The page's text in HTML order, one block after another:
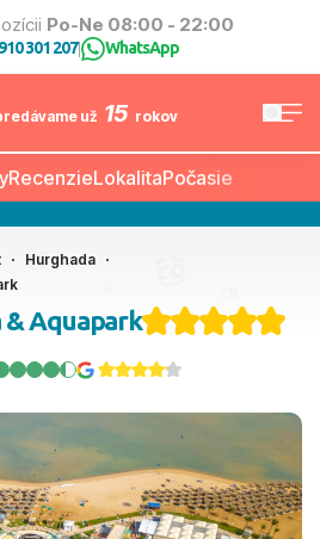
Po-Ne 08:00 - 22:00
301 207| WhatsApp
už 15 rokov
RecenzieLokalitaPočasie
Hurghada
& Aquapark